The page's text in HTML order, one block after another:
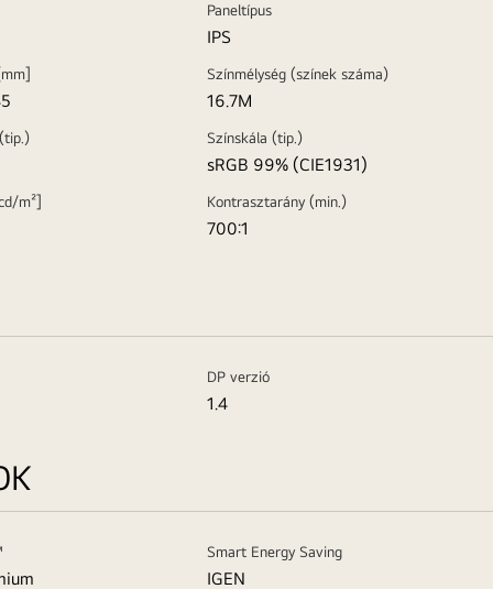
Paneltípus
IPS
Színmélység (színek száma)
16.7M
Színskála (tip.)
sRGB 99% (CIE1931)
m²] Kontrasztarány (min.)
700:1
DP verzió
1.4
Smart Energy Saving
IGEN